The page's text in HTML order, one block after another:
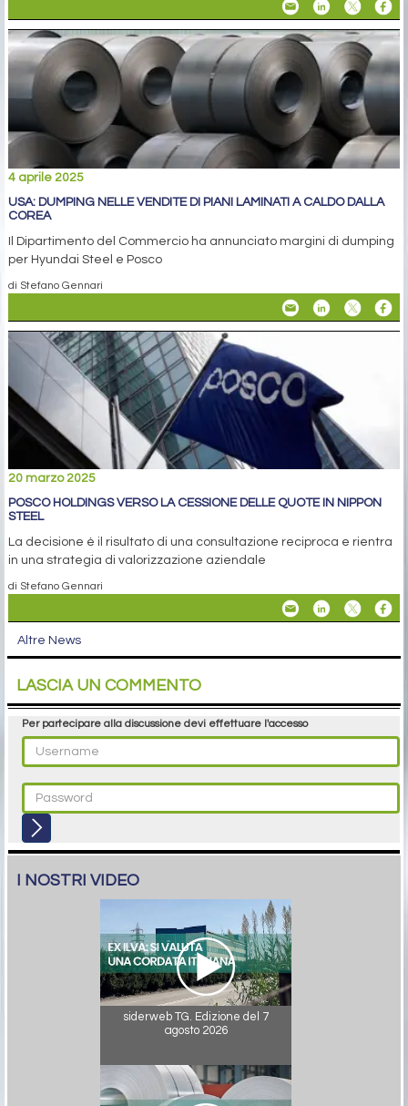
4 aprile 2025
USA: DUMPING NELLE VENDITE DI PIANI LAMINATI A CALDO DALLA
COREA
Il Dipartimento del Commercio ha annunciato margini di dumping
per Hyundai Steel e Posco
di Stefano Gennari
20 marzo 2025
POSCO HOLDINGS VERSO LA CESSIONE DELLE QUOTE IN NIPPON
STEEL
La decisione è il risultato di una consultazione reciproca e rientra
in una strategia di valorizzazione aziendale
di Stefano Gennari
Altre News
LASCIA UN COMMENTO
Per partecipare alla discussione devi effettuare l'accesso
I NOSTRI VIDEO
siderweb TG. Edizione del 7
agosto 2026